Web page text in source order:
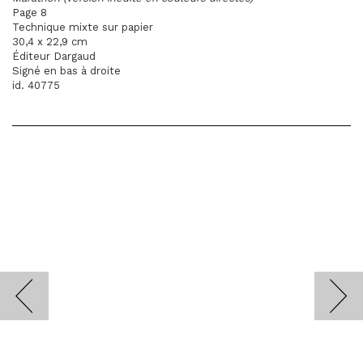
Page 8
Technique mixte sur papier
30,4 x 22,9 cm
Éditeur Dargaud
Signé en bas à droite
id. 40775